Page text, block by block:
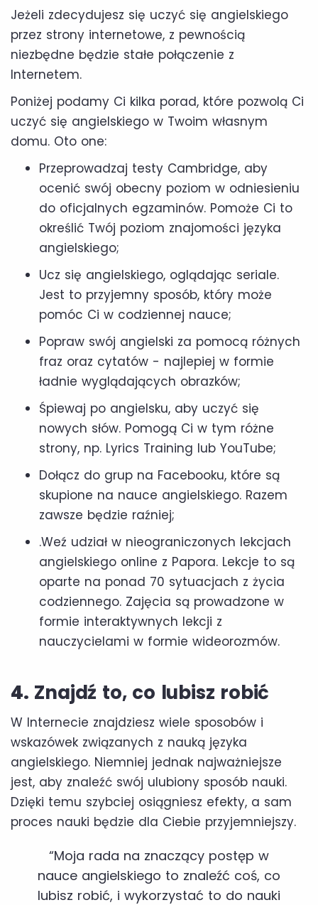
Jeżeli zdecydujesz się uczyć się angielskiego
przez strony internetowe, z pewnością
niezbędne będzie stałe połączenie z
Internetem.
Poniżej podamy Ci kilka porad, które pozwolą Ci
uczyć się angielskiego w Twoim własnym
domu. Oto one:
Przeprowadzaj testy Cambridge, aby
ocenić swój obecny poziom w odniesieniu
do oficjalnych egzaminów. Pomoże Ci to
określić Twój poziom znajomości języka
angielskiego;
Ucz się angielskiego, oglądając seriale.
Jest to przyjemny sposób, który może
pomóc Ci w codziennej nauce;
Popraw swój angielski za pomocą różnych
fraz oraz cytatów - najlepiej w formie
ładnie wyglądających obrazków;
Śpiewaj po angielsku, aby uczyć się
nowych słów. Pomogą Ci w tym różne
strony, np. Lyrics Training lub YouTube;
Dołącz do grup na Facebooku, które są
skupione na nauce angielskiego. Razem
zawsze będzie raźniej;
.Weź udział w nieograniczonych lekcjach
angielskiego online z Papora. Lekcje to są
oparte na ponad 70 sytuacjach z życia
codziennego. Zajęcia są prowadzone w
formie interaktywnych lekcji z
nauczycielami w formie wideorozmów.
4. Znajdź to, co lubisz robić
W Internecie znajdziesz wiele sposobów i
wskazówek związanych z nauką języka
angielskiego. Niemniej jednak najważniejsze
jest, aby znaleźć swój ulubiony sposób nauki.
Dzięki temu szybciej osiągniesz efekty, a sam
proces nauki będzie dla Ciebie przyjemniejszy.
“Moja rada na znaczący postęp w
nauce angielskiego to znaleźć coś, co
lubisz robić, i wykorzystać to do nauki